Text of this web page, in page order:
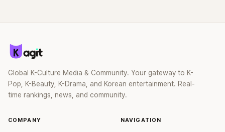
Global K-Culture Media & Community. Your gateway to K-
Pop, K-Beauty, K-Drama, and Korean entertainment. Real-
time rankings, news, and community.
COMPANY NAVIGATION